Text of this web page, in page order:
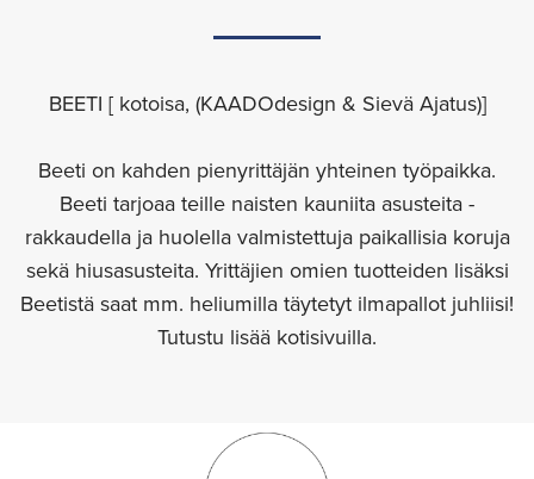
BEETI [ kotoisa, (KAADOdesign & Sievä Ajatus)]
Beeti on kahden pienyrittäjän yhteinen työpaikka.
Beeti tarjoaa teille naisten kauniita asusteita -
rakkaudella ja huolella valmistettuja paikallisia koruja
sekä hiusasusteita. Yrittäjien omien tuotteiden lisäksi
Beetistä saat mm. heliumilla täytetyt ilmapallot juhliisi!
Tutustu lisää kotisivuilla.